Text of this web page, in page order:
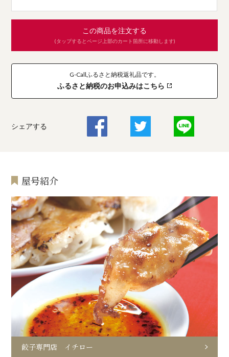
この商品を注文する
(タップするとページ上部のカート箇所に移動します)
G-Callふるさと納税返礼品です。
ふるさと納税のお申込みはこちら
シェアする
屋号紹介
餃子専門店 イチロー